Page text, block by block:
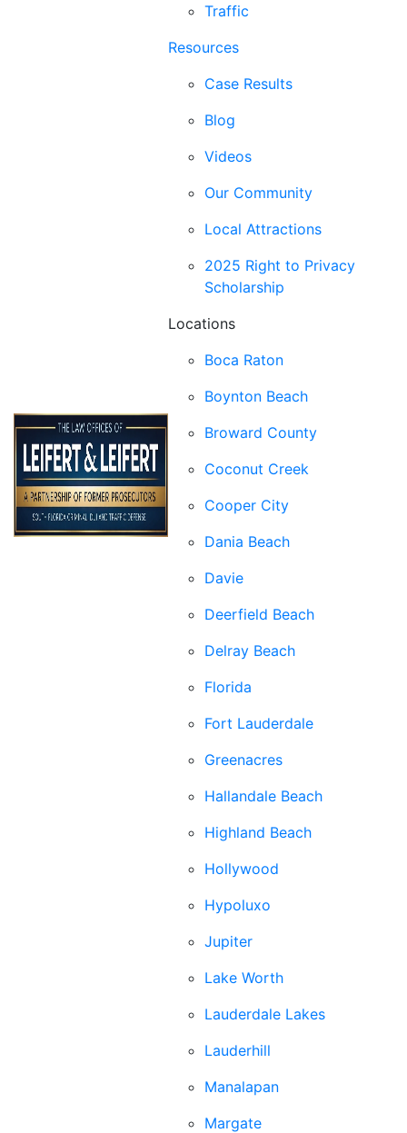
Traffic
Resources
Case Results
Blog
Videos
Our Community
Local Attractions
2025 Right to Privacy
Scholarship
Locations
Boca Raton
Boynton Beach
Broward County
Coconut Creek
Cooper City
Dania Beach
Davie
Deerfield Beach
Delray Beach
Florida
Fort Lauderdale
Greenacres
Hallandale Beach
Highland Beach
Hollywood
Hypoluxo
Jupiter
Lake Worth
Lauderdale Lakes
Lauderhill
Manalapan
Margate